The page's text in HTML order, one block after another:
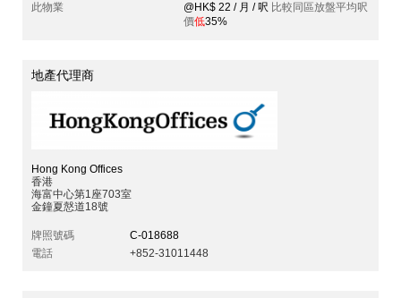
此物業
@HK$ 22 / 月 / 呎 比較同區放盤平均呎
價低35%
地產代理商
Hong Kong Offices
香港
海富中心第1座703室
金鐘夏慤道18號
牌照號碼
C-018688
電話
+852-31011448